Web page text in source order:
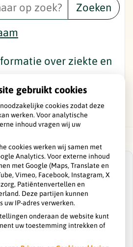
Zoeken
over ziekte en
gegeven voor
die nodig is om dit te
zien.
instellingen wijzigen
gebruikt cookies
cookies zodat deze
werken. Voor analytische
inhoud vragen wij uw
cookies werken wij samen met
Analytics. Voor externe inhoud
met Google (Maps, Translate en
Vimeo, Facebook, Instagram, X
Patiëntenvertellen en
Deze partijen kunnen
uw IP-adres verwerken.
onderaan de website kunt
uw toestemming intrekken of